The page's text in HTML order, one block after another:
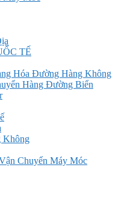
TẾ
Hóa Đường Hàng Không
Hàng Đường Biển
Không
Chuyển Máy Móc